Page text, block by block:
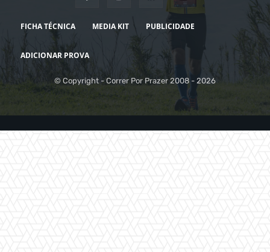
FICHA TÉCNICA MEDIA KIT PUBLICIDADE
ADICIONAR PROVA
© Copyright - Correr Por Prazer 2008 - 2026